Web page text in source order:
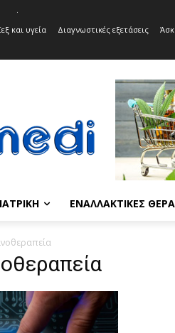
.
και υγεία Διαγνωστικές εξετάσεις
ΕΝΑΛΛΑΚΤΙΚΈΣ